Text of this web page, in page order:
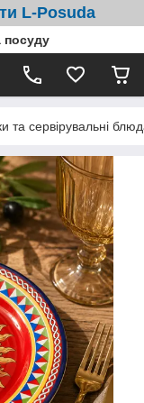
L-Posuda
посуду
та сервірувальні